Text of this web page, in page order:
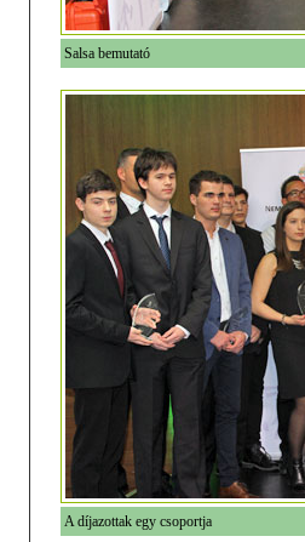
Salsa bemutató
A díjazottak egy csoportja